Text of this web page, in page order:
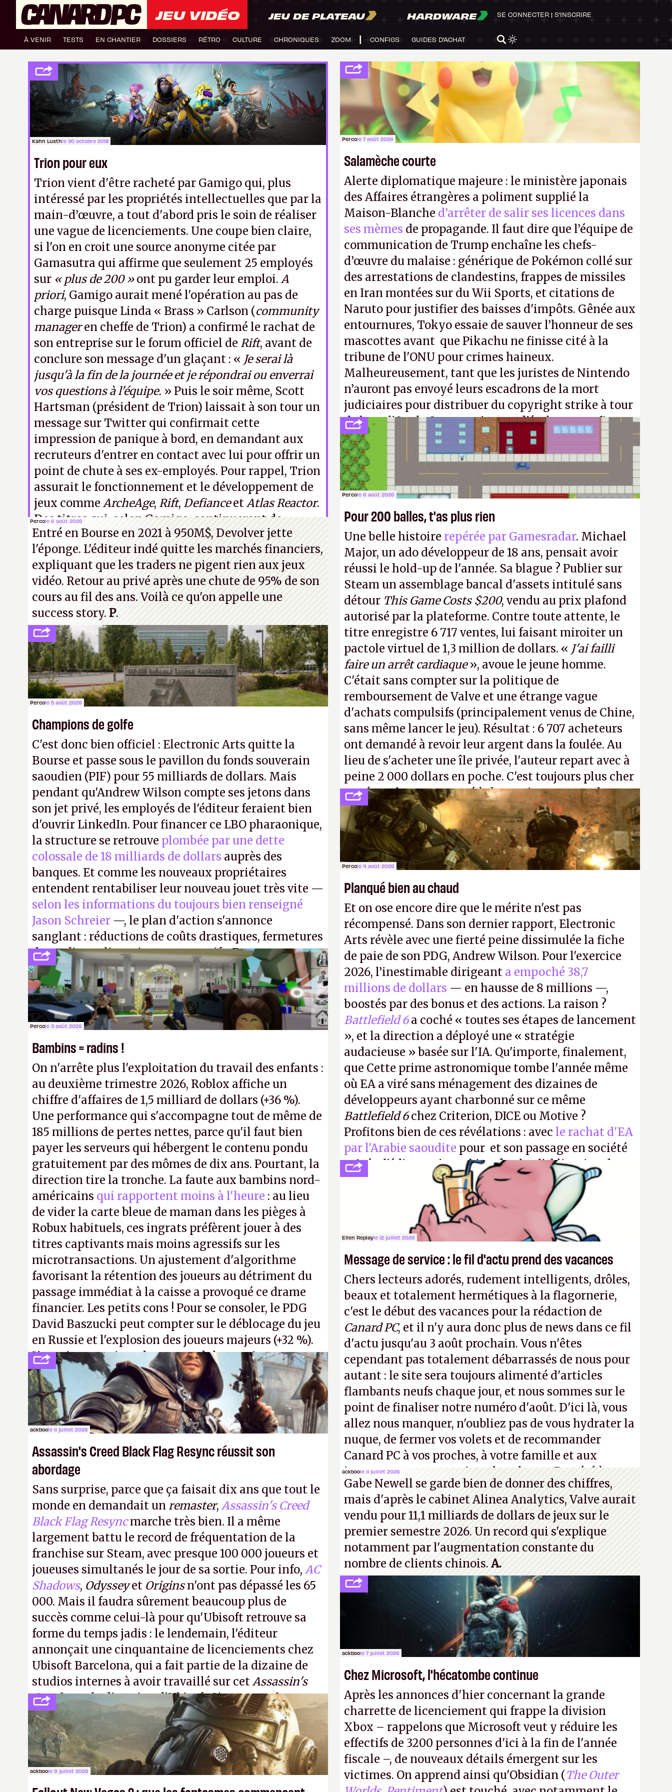
JEU VIDÉO JEU DE PLATEAU HARDWARE
À VENIR TESTS EN CHANTIER DOSSIERS RÉTRO CULTURE CHRONIQUES ZOOM CONFIGS GUIDES D'ACHAT
SE CONNECTER | S'INSCRIRE
Kahn Lusthle 30 octobre 2018
Trion pour eux
Trion vient d'être racheté par Gamigo qui, plus
intéressé par les propriétés intellectuelles que par la
main-d’œuvre, a tout d'abord pris le soin de réaliser
une vague de licenciements. Une coupe bien claire,
si l'on en croit une source anonyme citée par
Gamasutra qui affirme que seulement 25 employés
sur « plus de 200 »ont pu garder leur emploi. A
priori, Gamigo aurait mené l'opération au pas de
charge puisque Linda « Brass » Carlson (community
manageren cheffe de Trion) a confirmé le rachat de
son entreprise sur le forum officiel de Rift, avant de
conclure son message d'un glaçant : « Je serai là
jusqu'à la fin de la journée et je répondrai ou enverrai
vos questions à l'équipe. » Puis le soir même, Scott
Hartsman (président de Trion) laissait à son tour un
message sur Twitter qui confirmait cette
impression de panique à bord, en demandant aux
recruteurs d'entrer en contact avec lui pour offrir un
point de chute à ses ex-employés. Pour rappel, Trion
assurait le fonctionnement et le développement de
jeux comme ArcheAge, Rift, DefianceetAtlas Reactor.
Des titres qui, selon Gamigo, continueront de
fonctionner normalement et devraient permettre à
l'entreprise de se solidifier un peu plus.
Percole 7 août 2026
Salamèche courte
Alerte diplomatique majeure : le ministère japonais
des Affaires étrangères a poliment supplié la
Maison-Blanche d’arrêter de salir ses licences dans
ses mèmes de propagande. Il faut dire que l’équipe de
communication de Trump enchaîne les chefs-
d’œuvre du malaise : générique de Pokémon collé sur
des arrestations de clandestins, frappes de missiles
en Iran montées sur du Wii Sports, et citations de
Naruto pour justifier des baisses d'impôts. Gênée aux
entournures, Tokyo essaie de sauver l’honneur de ses
mascottes avant que Pikachu ne finisse cité à la
tribune de l'ONU pour crimes haineux.
Malheureusement, tant que les juristes de Nintendo
n’auront pas envoyé leurs escadrons de la mort
judiciaires pour distribuer du copyright strike à tour
de bras, l'Oncle Sam continuera d'étaler sa confiture
intellectuelle sur vos souvenirs d'enfance.P.
Percole 6 août 2026
Entré en Bourse en 2021 à 950M$, Devolver jette
l'éponge. L'éditeur indé quitte les marchés financiers,
expliquant que les traders ne pigent rien aux jeux
vidéo. Retour au privé après une chute de 95% de son
cours au fil des ans. Voilà ce qu'on appelle une
success story.P.
Percole 6 août 2026
Pour 200 balles, t'as plus rien
Une belle histoire repérée par Gamesradar. Michael
Major, un ado développeur de 18 ans, pensait avoir
réussi le hold-up de l'année. Sa blague ? Publier sur
Steam un assemblage bancal d'assets intitulé sans
détour This Game Costs $200, vendu au prix plafond
autorisé par la plateforme. Contre toute attente, le
titre enregistre 6 717 ventes, lui faisant miroiter un
pactole virtuel de 1,3 million de dollars. « J'ai failli
faire un arrêt cardiaque», avoue le jeune homme.
C'était sans compter sur la politique de
remboursement de Valve et une étrange vague
d'achats compulsifs (principalement venus de Chine,
sans même lancer le jeu). Résultat : 6 707 acheteurs
ont demandé à revoir leur argent dans la foulée. Au
lieu de s'acheter une île privée, l'auteur repart avec à
peine 2 000 dollars en poche. C'est toujours plus cher
payé que le temps passé à dev, mais ça apprendra aux
petits malins qu'on ne braque pas Gabe Newell aussi
facilement.P.
Percole 5 août 2026
Champions de golfe
C'est donc bien officiel : Electronic Arts quitte la
Bourse et passe sous le pavillon du fonds souverain
saoudien (PIF) pour 55 milliards de dollars. Mais
pendant qu'Andrew Wilson compte ses jetons dans
son jet privé, les employés de l'éditeur feraient bien
d'ouvrir LinkedIn. Pour financer ce LBO pharaonique,
la structure se retrouve plombée par une dette
colossale de 18 milliards de dollars auprès des
banques. Et comme les nouveaux propriétaires
entendent rentabiliser leur nouveau jouet très vite —
selon les informations du toujours bien renseigné
Jason Schreier —, le plan d'action s'annonce
sanglant : réductions de coûts drastiques, fermetures
de studios et licenciements massifs. En gros, essorer
FCet Battlefield, puis virer le reste.P.
Percole 4 août 2026
Planqué bien au chaud
Et on ose encore dire que le mérite n'est pas
récompensé. Dans son dernier rapport, Electronic
Arts révèle avec une fierté peine dissimulée la fiche
de paie de son PDG, Andrew Wilson. Pour l'exercice
2026, l’inestimable dirigeant a empoché 38,7
millions de dollars — en hausse de 8 millions —,
boostés par des bonus et des actions. La raison ?
Battlefield 6a coché « toutes ses étapes de lancement
», et la direction a déployé une « stratégie
audacieuse » basée sur l'IA. Qu'importe, finalement,
que Cette prime astronomique tombe l'année même
où EA a viré sans ménagement des dizaines de
développeurs ayant charbonné sur ce même
Battlefield 6chez Criterion, DICE ou Motive ?
Profitons bien de ces révélations : avec le rachat d'EA
par l'Arabie saoudite pour et son passage en société
privée, l'éditeur n'aura bientôt plus l'obligation de
publier ses bilans. Encore une victoire pour la
Percole 3 août 2026
Bambins = radins !
On n'arrête plus l'exploitation du travail des enfants :
au deuxième trimestre 2026, Roblox affiche un
chiffre d'affaires de 1,5 milliard de dollars (+36 %).
Une performance qui s'accompagne tout de même de
185 millions de pertes nettes, parce qu'il faut bien
payer les serveurs qui hébergent le contenu pondu
gratuitement par des mômes de dix ans. Pourtant, la
direction tire la tronche. La faute aux bambins nord-
américains qui rapportent moins à l'heure : au lieu
de vider la carte bleue de maman dans les pièges à
Robux habituels, ces ingrats préfèrent jouer à des
titres captivants mais moins agressifs sur les
microtransactions. Un ajustement d'algorithme
favorisant la rétention des joueurs au détriment du
passage immédiat à la caisse a provoqué ce drame
financier. Les petits cons ! Pour se consoler, le PDG
David Baszucki peut compter sur le déblocage du jeu
en Russie et l'explosion des joueurs majeurs (+32 %).
L'avenir appartient donc aux adultes, qui ne sont
jamais que des enfants avec du pouvoir d'achat.P.
Ellen Replayle 12 juillet 2026
Message de service : le fil d'actu prend des vacances
Chers lecteurs adorés, rudement intelligents, drôles,
beaux et totalement hermétiques à la flagornerie,
c'est le début des vacances pour la rédaction de
Canard PC, et il n'y aura donc plus de news dans ce fil
d'actu jusqu'au 3 août prochain. Vous n'êtes
cependant pas totalement débarrassés de nous pour
autant : le site sera toujours alimenté d'articles
flambants neufs chaque jour, et nous sommes sur le
point de finaliser notre numéro d'août. D'ici là, vous
allez nous manquer, n'oubliez pas de vous hydrater la
nuque, de fermer vos volets et de recommander
Canard PC à vos proches, à votre famille et aux
inconnus que vous croisez dans la rue. Bon été à tous
! –ER.
ackboole 11 juillet 2026
Assassin's Creed Black Flag Resync réussit son
abordage
Sans surprise, parce que ça faisait dix ans que tout le
monde en demandait un remaster, Assassin's Creed
Black Flag Resyncmarche très bien. Il a même
largement battu le record de fréquentation de la
franchise sur Steam, avec presque 100 000 joueurs et
joueuses simultanés le jour de sa sortie. Pour info, AC
Shadows, Odysseyet Originsn'ont pas dépassé les 65
000. Mais il faudra sûrement beaucoup plus de
succès comme celui-là pour qu'Ubisoft retrouve sa
forme du temps jadis : le lendemain, l'éditeur
annonçait une cinquantaine de licenciements chez
Ubisoft Barcelona, qui a fait partie de la dizaine de
studios internes à avoir travaillé sur cetAssassin's
Creedsous la direction d'Ubisoft Singapour.A.
ackboole 11 juillet 2026
Gabe Newell se garde bien de donner des chiffres,
mais d'après le cabinet Alinea Analytics, Valve aurait
vendu pour 11,1 milliards de dollars de jeux sur le
premier semestre 2026. Un record qui s'explique
notamment par l'augmentation constante du
nombre de clients chinois.A.
ackboole 9 juillet 2026
ackboole 7 juillet 2026
Chez Microsoft, l'hécatombe continue
Après les annonces d'hier concernant la grande
charrette de licenciement qui frappe la division
Xbox – rappelons que Microsoft veut y réduire les
effectifs de 3200 personnes d'ici à la fin de l'année
fiscale –, de nouveaux détails émergent sur les
victimes. On apprend ainsi qu'Obsidian (The Outer